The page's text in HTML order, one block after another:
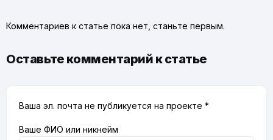
Комментариев к статье пока нет, станьте первым.
Оставьте комментарий к статье
Ваша эл. почта не публикуется на проекте *
Ваше ФИО или никнейм